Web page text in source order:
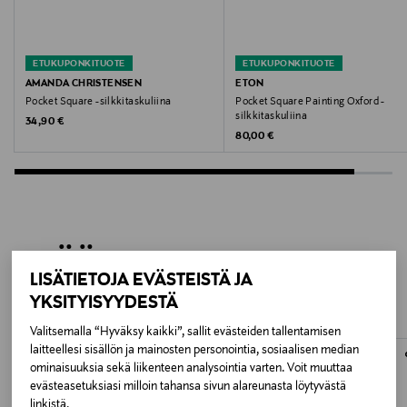
LISÄTIETOJA EVÄSTEISTÄ JA
YKSITYISYYDESTÄ
Valitsemalla “Hyväksy kaikki”, sallit evästeiden tallentamisen
laitteellesi sisällön ja mainosten personointia, sosiaalisen median
ominaisuuksia sekä liikenteen analysointia varten. Voit muuttaa
evästeasetuksiasi milloin tahansa sivun alareunasta löytyvästä
Valmistajan tuotenumero
421087
Digitaalinen osoite
info@amandachristensen.se
Avainsanat
ETUKUPONKITUOTE
AMANDA CHRISTENSEN
Pocket Square -silkkitaskuliina
Original Price
34,90 €
ETUKUPONKITUOTE
ETON
Pocket Square Painting Oxford -
silkkitaskuliina
Original Price
80,00 €
LISÄÄ KIINNOSTAVIA
TUOTTEITA